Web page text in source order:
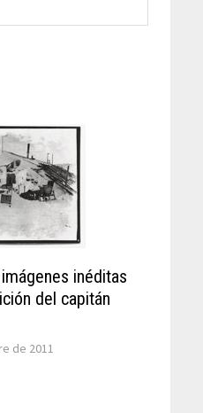
inéditas
del capitán
de 2011